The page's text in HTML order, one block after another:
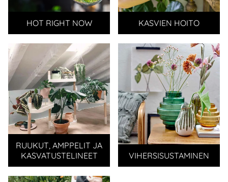
HOT RIGHT NOW KASVIEN HOITO
RUUKUT, AMPPELIT JA
KASVATUSTELINEET
VIHERSISUSTAMINEN